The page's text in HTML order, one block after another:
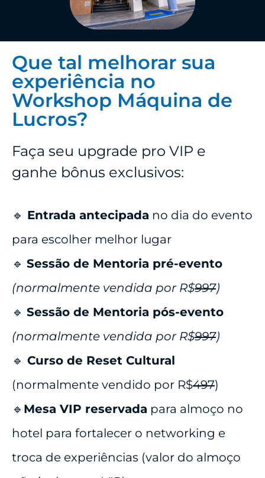
Que tal melhorar sua
experiência no
Workshop Máquina de
Lucros?
Faça seu upgrade pro VIP e
ganhe bônus exclusivos:
🔹 Entrada antecipada no dia do evento
para escolher melhor lugar
🔹 Sessão de Mentoria pré-evento
(normalmente vendida por R$997)
🔹 Sessão de Mentoria pós-evento
(normalmente vendida por R$997)
🔹 Curso de Reset Cultural
(normalmente vendido por R$497)
🔹 Mesa VIP reservada para almoço no
hotel para fortalecer o networking e
troca de experiências (valor do almoço